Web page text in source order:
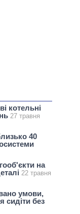
котельні
27 травня
40
на
22 травня
умови,
сидіти без